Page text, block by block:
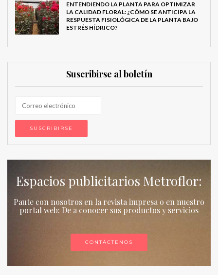
ENTENDIENDO LA PLANTA PARA OPTIMIZAR
LA CALIDAD FLORAL: ¿CÓMO SE ANTICIPA LA
RESPUESTA FISIOLÓGICA DE LA PLANTA BAJO
ESTRÉS HÍDRICO?
Suscribirse al boletín
Espacios publicitarios Metroflor:
Paute con nosotros en la revista impresa o en nuestro
portal web: De a conocer sus productos y servicios
CONTÁCTENOS